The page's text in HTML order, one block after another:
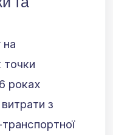
на
точки
роках
з